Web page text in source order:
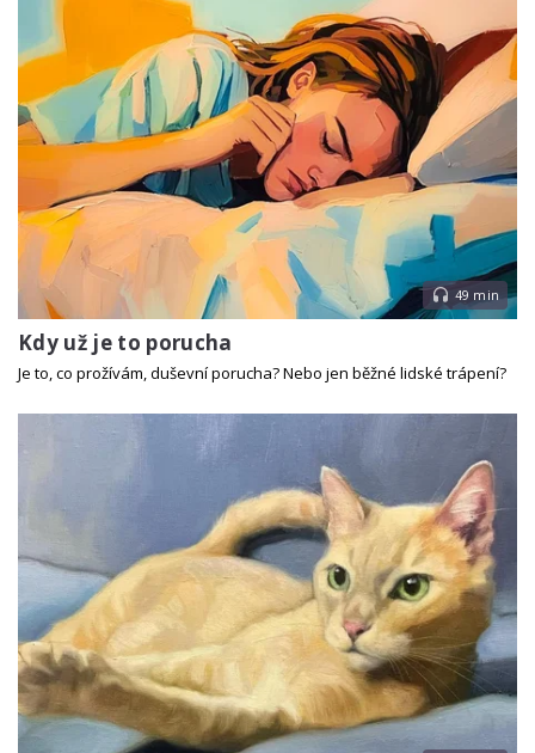
49 min
Kdy už je to porucha
Je to, co prožívám, duševní porucha? Nebo jen běžné lidské trápení?